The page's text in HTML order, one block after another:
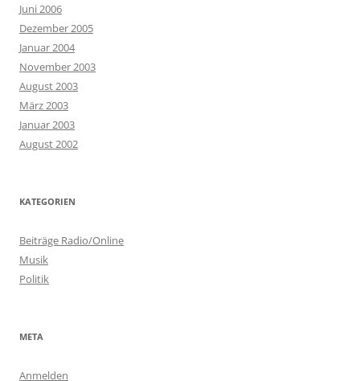
Juni 2006
Dezember 2005
Januar 2004
November 2003
August 2003
März 2003
Januar 2003
August 2002
KATEGORIEN
Beiträge Radio/Online
Musik
Politik
META
Anmelden